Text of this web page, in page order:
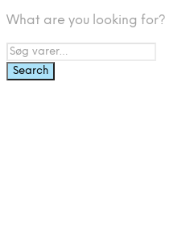
What are you looking for?